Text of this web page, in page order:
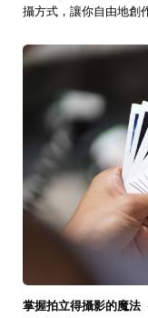
攝方式，讓你自由地創
掌握拍立得攝影的魔法